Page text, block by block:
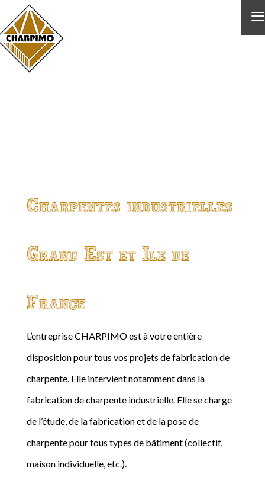
≡
Charpentes industrielles
Grand Est et Ile de
France
L’entreprise CHARPIMO est à votre entière
disposition pour tous vos projets de fabrication de
charpente. Elle intervient notamment dans la
fabrication de charpente industrielle. Elle se charge
de l’étude, de la fabrication et de la pose de
charpente pour tous types de bâtiment (collectif,
maison individuelle, etc.).